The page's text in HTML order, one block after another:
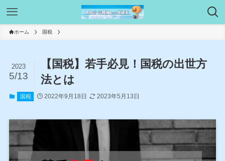
ホーム 国税
【国税】若手必見！国税の出世方
法とは
2023
5/13
国税 2022年9月18日 2023年5月13日